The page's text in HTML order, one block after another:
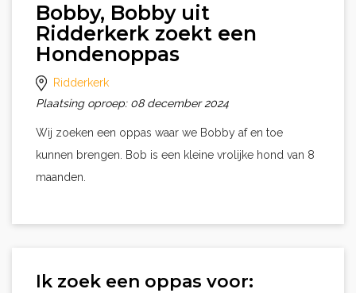
Bobby, Bobby uit
Ridderkerk zoekt een
Hondenoppas
Ridderkerk
Plaatsing oproep: 08 december 2024
Wij zoeken een oppas waar we Bobby af en toe
kunnen brengen. Bob is een kleine vrolijke hond van 8
maanden.
Ik zoek een oppas voor: